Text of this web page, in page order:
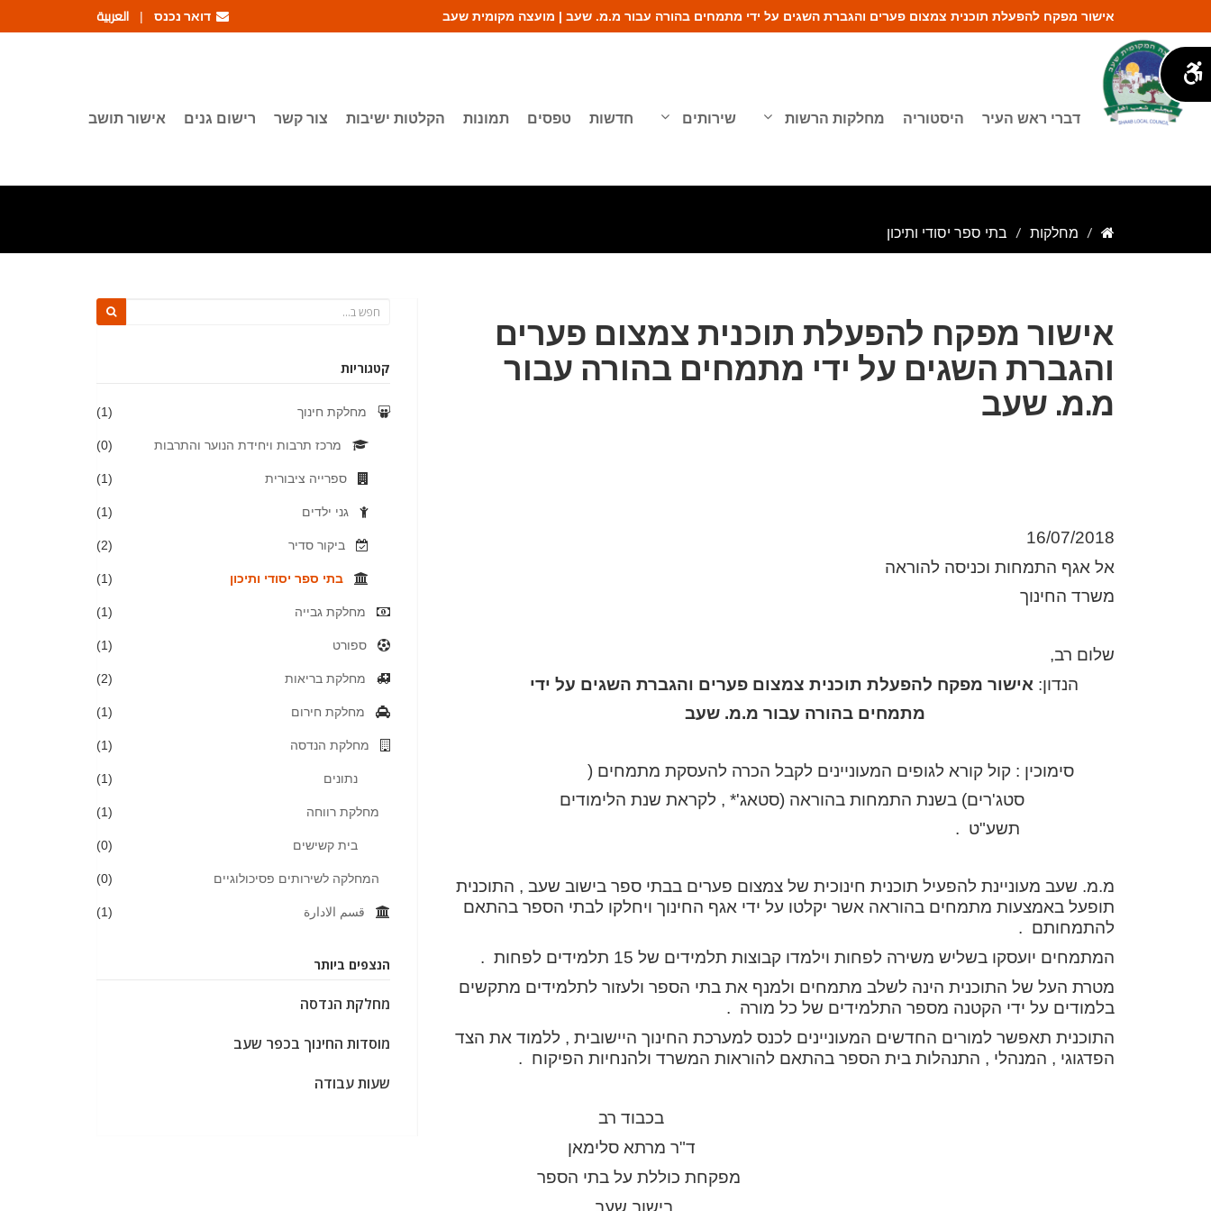
דואר נכנס | العربية אישור מפקח להפעלת תוכנית צמצום פערים והגברת השגים על ידי מתמחים בהורה עבור מ.מ. שעב | מועצה מקומית שעב
דברי ראש העיר היסטוריה מחלקות הרשות שירותים חדשות טפסים תמונות הקלטות ישיבות צור קשר רישום גנים אישור תושב
מחלקות בתי ספר יסודי ותיכון
אישור מפקח להפעלת תוכנית צמצום פערים
והגברת השגים על ידי מתמחים בהורה עבור
מ.מ. שעב
16/07/2018
אל אגף התמחות וכניסה להוראה
משרד החינוך
שלום רב,
הנדון: אישור מפקח להפעלת תוכנית צמצום פערים והגברת השגים על ידי
מתמחים בהורה עבור מ.מ. שעב
סימוכין : קול קורא לגופים המעוניינים לקבל הכרה להעסקת מתמחים (
סטג'רים) בשנת התמחות בהוראה (סטאג'* , לקראת שנת הלימודים
תשע"ט .
מ.מ. שעב מעוניינת להפעיל תוכנית חינוכית של צמצום פערים בבתי ספר בישוב שעב , התוכנית
תופעל באמצעות מתמחים בהוראה אשר יקלטו על ידי אגף החינוך ויחלקו לבתי הספר בהתאם
להתמחותם .
המתמחים יועסקו בשליש משירה לפחות וילמדו קבוצות תלמידים של 15 תלמידים לפחות .
מטרת העל של התוכנית הינה לשלב מתמחים ולמנף את בתי הספר ולעזור לתלמידים מתקשים
בלמודים על ידי הקטנה מספר התלמידים של כל מורה .
התוכנית תאפשר למורים החדשים המעוניינים לכנס למערכת החינוך היישובית , ללמוד את הצד
הפדגוגי , המנהלי , התנהלות בית הספר בהתאם להוראות המשרד ולהנחיות הפיקוח .
בכבוד רב
ד"ר מרתא סלימאן
מפקחת כוללת על בתי הספר
בישוב שעב
קטגוריות
מחלקת חינוך (1)
מרכז תרבות ויחידת הנוער והתרבות (0)
ספרייה ציבורית (1)
גני ילדים (1)
ביקור סדיר (2)
בתי ספר יסודי ותיכון (1)
מחלקת גבייה (1)
ספורט (1)
מחלקת בריאות (2)
מחלקת חירום (1)
מחלקת הנדסה (1)
נתונים (1)
מחלקת רווחה (1)
בית קשישים (0)
המחלקה לשירותים פסיכולוגיים (0)
قسم الادارة (1)
הנצפים ביותר
מחלקת הנדסה
מוסדות החינוך בכפר שעב
שעות עבודה